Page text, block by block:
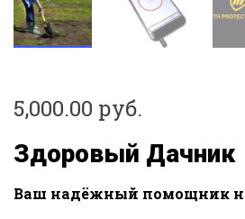
5,000.00 руб.
Здоровый Дачник
Ваш надёжный помощник